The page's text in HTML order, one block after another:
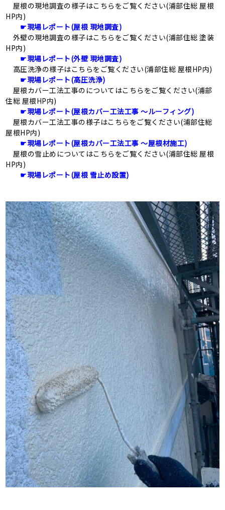
屋根の現地調査の様子はこちらをご覧ください(浦部住総 屋根
HP内)
☛現場レポート(屋根 現地調査)
外壁の現地調査の様子はこちらをご覧ください(浦部住総 塗装
HP内)
☛現場レポート(外壁 現地調査)
高圧洗浄の様子はこちらをご覧ください(浦部住総 屋根HP内)
☛現場レポート(高圧洗浄)
屋根カバー工法工事のについてはこちらをご覧ください(浦部
住総 屋根HP内)
☛現場レポート(屋根カバー工法工事 ～ルーフィング)
屋根カバー工法工事の様子はこちらをご覧ください(浦部住総
屋根HP内)
☛現場レポート(屋根カバー工法工事 ～屋根材施工)
屋根の雪止めについてはこちらをご覧ください(浦部住総 屋根
HP内)
☛現場レポート(屋根 雪止め設置)